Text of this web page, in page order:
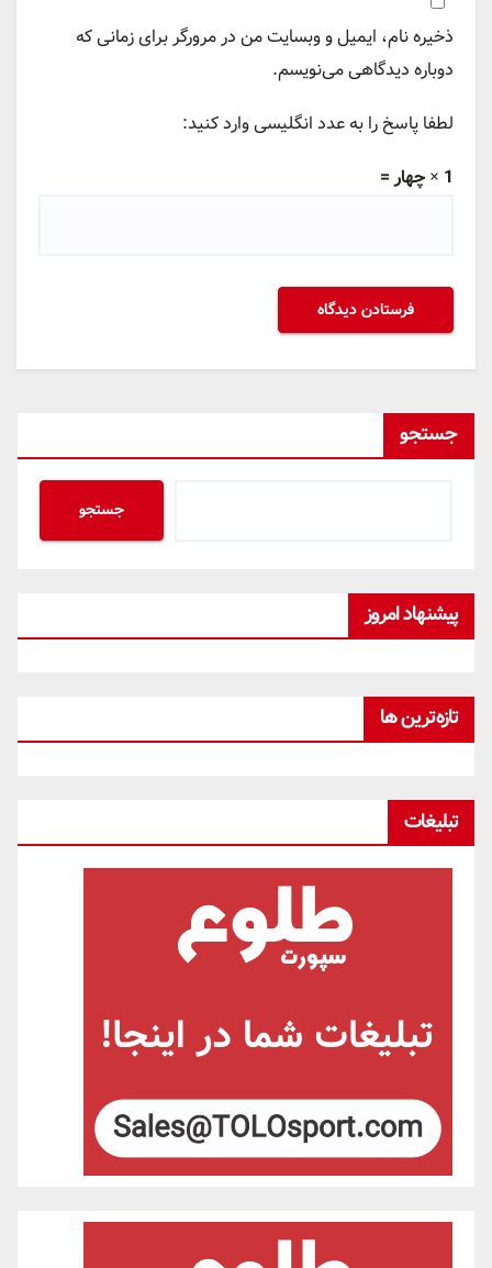
ذخیره نام، ایمیل و وبسایت من در مرورگر برای زمانی که
دوباره دیدگاهی می‌نویسم.
لطفا پاسخ را به عدد انگلیسی وارد کنید:
1 × چهار =
جستجو
جستجو
پیشنهاد امروز
تازه‌ترین ها
تبلیغات